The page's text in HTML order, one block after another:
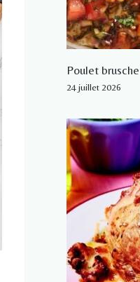
Poulet
24 juillet 2026